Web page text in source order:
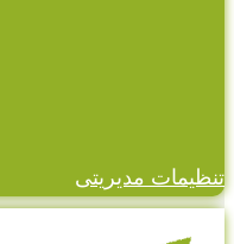
تنظیمات مدیریتی